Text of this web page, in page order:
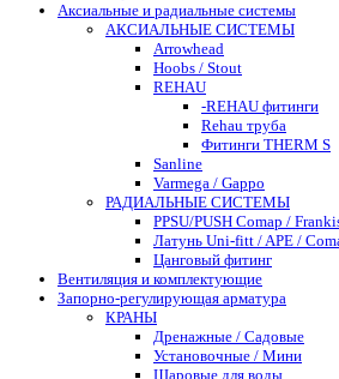
Аксиальные и радиальные системы
АКСИАЛЬНЫЕ СИСТЕМЫ
Arrowhead
Hoobs / Stout
REHAU
-REHAU фитинги
Rehau труба
Фитинги THERM S
Sanline
Varmega / Gappo
РАДИАЛЬНЫЕ СИСТЕМЫ
PPSU/PUSH Comap /
Латунь Uni-fitt / APE /
Цанговый фитинг
Вентиляция и комплектующие
Запорно-регулирующая арматура
КРАНЫ
Дренажные / Садовые
Установочные / Мини
Шаровые для воды